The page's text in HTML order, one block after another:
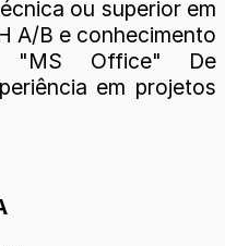
ou superior em
A/B e conhecimento
"MS Office" De
em projetos